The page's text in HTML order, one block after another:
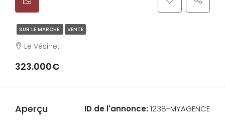
SUR LE MARCHE VENTE
Le Vésinet
323.000€
Aperçu ID de l'annonce:1238-MYAGENCE